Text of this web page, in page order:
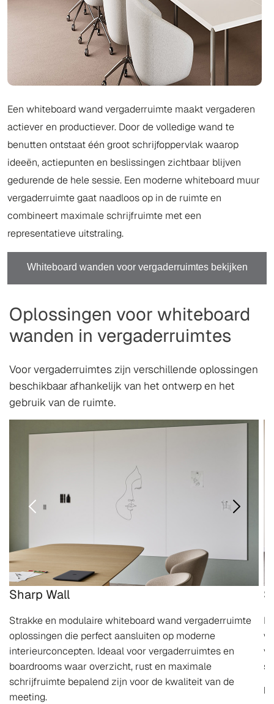
Een whiteboard wand vergaderruimte maakt vergaderen
actiever en productiever. Door de volledige wand te
benutten ontstaat één groot schrijfoppervlak waarop
ideeën, actiepunten en beslissingen zichtbaar blijven
gedurende de hele sessie. Een moderne whiteboard muur
vergaderruimte gaat naadloos op in de ruimte en
combineert maximale schrijfruimte met een
representatieve uitstraling.
Whiteboard wanden voor vergaderruimtes bekijken
Oplossingen voor whiteboard
wanden in vergaderruimtes
Voor vergaderruimtes zijn verschillende oplossingen
beschikbaar afhankelijk van het ontwerp en het
gebruik van de ruimte.
Sharp Wall
Strakke en modulaire whiteboard wand vergaderruimte
oplossingen die perfect aansluiten op moderne
interieurconcepten. Ideaal voor vergaderruimtes en
boardrooms waar overzicht, rust en maximale
schrijfruimte bepalend zijn voor de kwaliteit van de
meeting.